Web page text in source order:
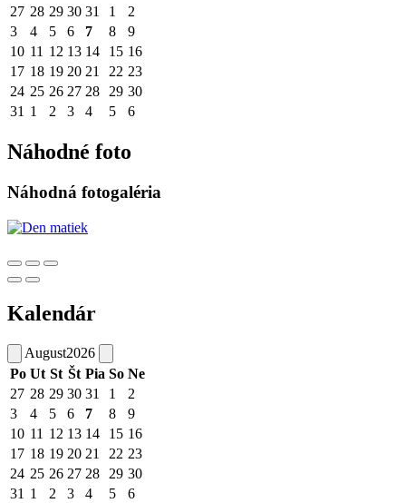
27 28 29 30 31 1
2
3
4 5 6 7 8
9
10 11 12 13 14 15 16
17 18 19 20 21 22 23
24 25 26 27 28 29 30
31 1 2 3 4 5 6
Náhodné foto
Náhodná fotogaléria
Kalendár
August2026
Po Ut St Št Pia So Ne
27 28 29 30 31 1
2
3
4 5 6 7 8
9
10 11 12 13 14 15 16
17 18 19 20 21 22 23
24 25 26 27 28 29 30
31 1 2 3 4 5 6